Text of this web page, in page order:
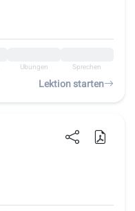
Übungen Sprechen
Lektion starten